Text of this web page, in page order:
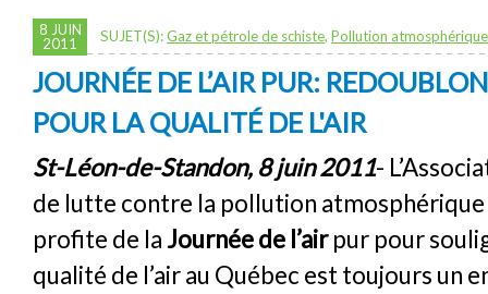
8 JUIN
2011
SUJET(S):Gaz et pétrole de schiste, Pollution atmosphérique
JOURNÉE DE L’AIR PUR:
POUR LA QUALITÉ DE L'AIR
St-Léon-de-Standon, 8 juin 2011-
de lutte contre la pollution atmosphérique
profite de la Journée de l’airpur pour
qualité de l’air au Québec est toujours un